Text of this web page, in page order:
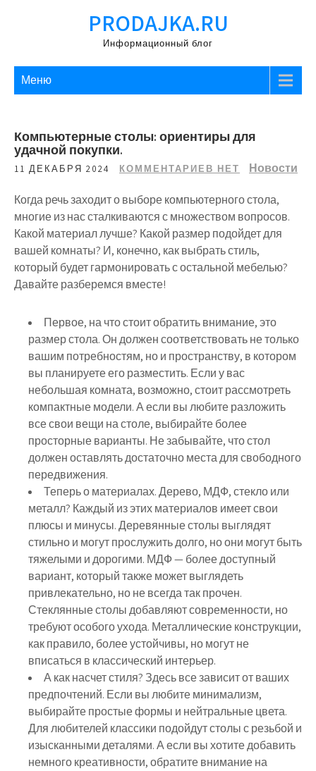
PRODAJKA.RU
Информационный блог
Меню
Компьютерные столы: ориентиры для
удачной покупки.
11 ДЕКАБРЯ 2024 КОММЕНТАРИЕВ НЕТ Новости
Когда речь заходит о выборе компьютерного стола,
многие из нас сталкиваются с множеством вопросов.
Какой материал лучше? Какой размер подойдет для
вашей комнаты? И, конечно, как выбрать стиль,
который будет гармонировать с остальной мебелью?
Давайте разберемся вместе!
Первое, на что стоит обратить внимание, это
размер стола. Он должен соответствовать не только
вашим потребностям, но и пространству, в котором
вы планируете его разместить. Если у вас
небольшая комната, возможно, стоит рассмотреть
компактные модели. А если вы любите разложить
все свои вещи на столе, выбирайте более
просторные варианты. Не забывайте, что стол
должен оставлять достаточно места для свободного
передвижения.
Теперь о материалах. Дерево, МДФ, стекло или
металл? Каждый из этих материалов имеет свои
плюсы и минусы. Деревянные столы выглядят
стильно и могут прослужить долго, но они могут быть
тяжелыми и дорогими. МДФ — более доступный
вариант, который также может выглядеть
привлекательно, но не всегда так прочен.
Стеклянные столы добавляют современности, но
требуют особого ухода. Металлические конструкции,
как правило, более устойчивы, но могут не
вписаться в классический интерьер.
А как насчет стиля? Здесь все зависит от ваших
предпочтений. Если вы любите минимализм,
выбирайте простые формы и нейтральные цвета.
Для любителей классики подойдут столы с резьбой и
изысканными деталями. А если вы хотите добавить
немного креативности, обратите внимание на